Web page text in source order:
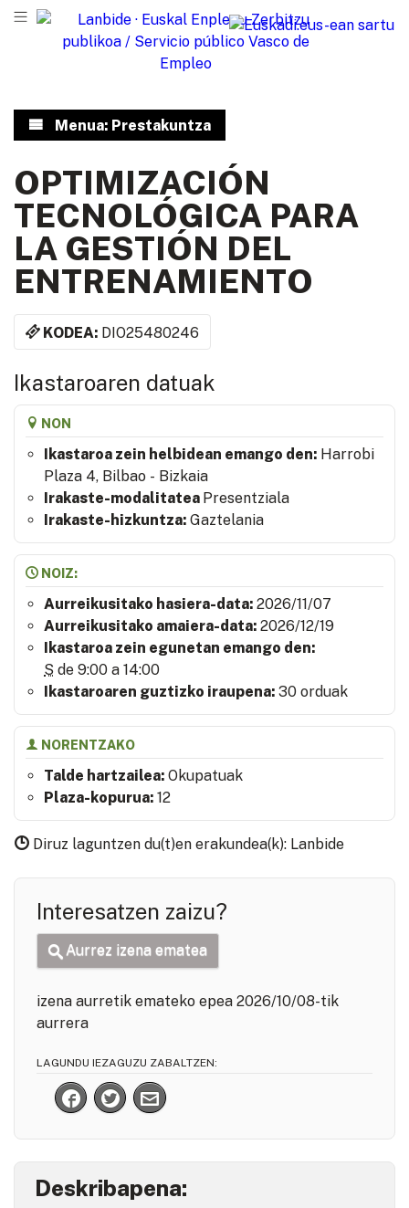
Menua: Prestakuntza
OPTIMIZACIÓN
TECNOLÓGICA PARA
LA GESTIÓN DEL
ENTRENAMIENTO
KODEA: DIO25480246
Ikastaroaren datuak
NON
Ikastaroa zein helbidean emango den: Harrobi
Plaza 4, Bilbao - Bizkaia
Irakaste-modalitatea Presentziala
Irakaste-hizkuntza: Gaztelania
NOIZ:
Aurreikusitako hasiera-data: 2026/11/07
Aurreikusitako amaiera-data: 2026/12/19
Ikastaroa zein egunetan emango den:
S de 9:00 a 14:00
Ikastaroaren guztizko iraupena: 30 orduak
NORENTZAKO
Talde hartzailea: Okupatuak
Plaza-kopurua: 12
Diruz laguntzen du(t)en erakundea(k): Lanbide
Interesatzen zaizu?
Aurrez izena ematea
izena aurretik emateko epea 2026/10/08-tik
aurrera
LAGUNDU IEZAGUZU ZABALTZEN:
Deskribapena: